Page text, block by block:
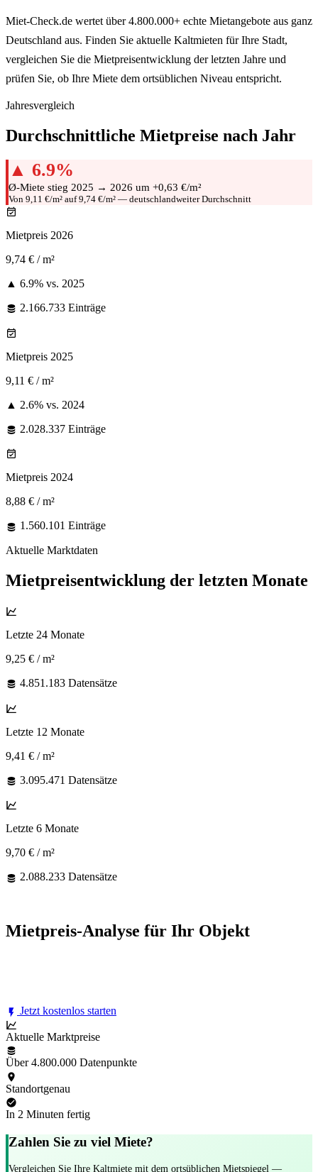
Miet-Check.de wertet über 4.800.000+ echte Mietangebote aus ganz
Deutschland aus. Finden Sie aktuelle Kaltmieten für Ihre Stadt,
vergleichen Sie die Mietpreisentwicklung der letzten Jahre und
prüfen Sie, ob Ihre Miete dem ortsüblichen Niveau entspricht.
Jahresvergleich
Durchschnittliche Mietpreise nach Jahr
▲ 6.9%
Ø-Miete stieg 2025 → 2026 um +0,63 €/m²
Von 9,11 €/m² auf 9,74 €/m² — deutschlandweiter Durchschnitt
Mietpreis 2026
9,74 € / m²
▲ 6.9% vs. 2025
2.166.733 Einträge
Mietpreis 2025
9,11 € / m²
▲ 2.6% vs. 2024
2.028.337 Einträge
Mietpreis 2024
8,88 € / m²
1.560.101 Einträge
Aktuelle Marktdaten
Mietpreisentwicklung der letzten Monate
Letzte 24 Monate
9,25 € / m²
4.851.183 Datensätze
Letzte 12 Monate
9,41 € / m²
3.095.471 Datensätze
Letzte 6 Monate
9,70 € / m²
2.088.233 Datensätze
Mietpreis-Analyse für Ihr Objekt
Jetzt kostenlos starten
Aktuelle Marktpreise
Über 4.800.000 Datenpunkte
Standortgenau
In 2 Minuten fertig
Zahlen Sie zu viel Miete?
Vergleichen Sie Ihre Kaltmiete mit dem ortsüblichen Mietspiegel —